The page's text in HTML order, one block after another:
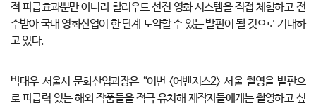
적 파급효과뿐만 아니라 할리우드 선진 영화 시스템을 직접 체험하고 전
수받아 국내 영화산업이 한 단계 도약할 수 있는 발판이 될 것으로 기대하
고 있다.
박대우 서울시 문화산업과장은 “이번 <어벤져스2> 서울 촬영을 발판으
로 파급력 있는 해외 작품들을 적극 유치해 제작자들에게는 촬영하고 싶